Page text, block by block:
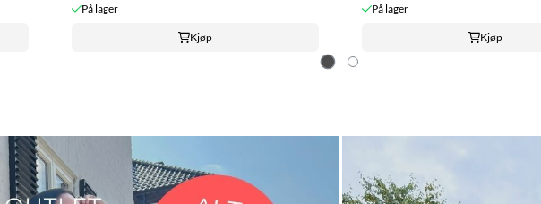
På lager
Kjøp
På lager
Kjøp